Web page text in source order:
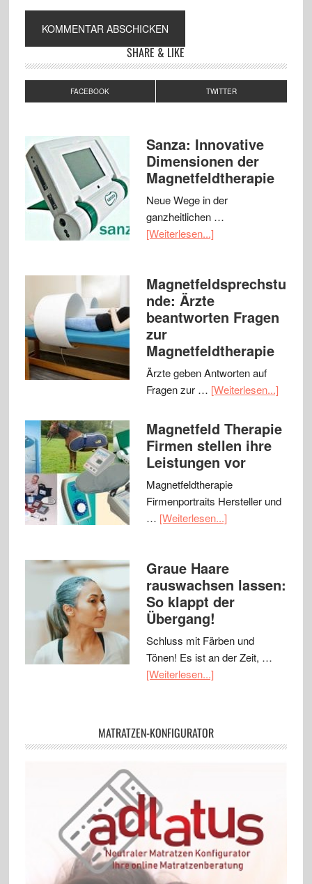
SHARE & LIKE
FACEBOOK TWITTER
Sanza: Innovative
Dimensionen der
Magnetfeldtherapie
Neue Wege in der
ganzheitlichen …
[Weiterlesen...]
Magnetfeldsprechstu
nde: Ärzte
beantworten Fragen
zur
Magnetfeldtherapie
Ärzte geben Antworten auf
Fragen zur … [Weiterlesen...]
Magnetfeld Therapie
Firmen stellen ihre
Leistungen vor
Magnetfeldtherapie
Firmenportraits Hersteller und
… [Weiterlesen...]
Graue Haare
rauswachsen lassen:
So klappt der
Übergang!
Schluss mit Färben und
Tönen! Es ist an der Zeit, …
[Weiterlesen...]
MATRATZEN-KONFIGURATOR